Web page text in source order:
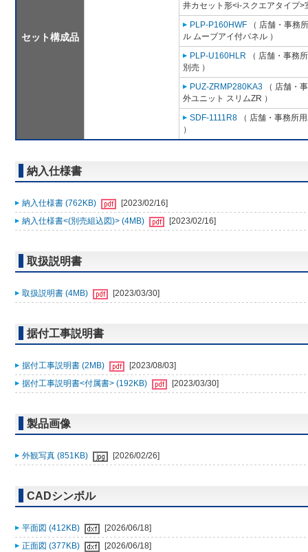
セット構成品
井カセット形<i-スクエアタイプ>
PLP-P160HWF （ 店舗・事務
ル ムーブアイ付パネル ）
PLP-U160HLR （ 店舗・事務
別売 ）
PUZ-ZRMP280KA3 （ 店舗・
外ユニット スリムZR ）
SDF-1111R8 （ 店舗・事務所
）
納入仕様書
納入仕様書 (762KB)
[2023/02/16]
納入仕様書<(別売組込図)> (4MB)
[2023/02/16]
取扱説明書
取扱説明書 (4MB) [2023/03/30]
据付工事説明書
据付工事説明書 (2MB)
[2023/08/03]
据付工事説明書<付属書> (192KB)
[2023/03/30]
製品画像
外観写真 (851KB) [2026/02/26]
CADシンボル
平面図 (412KB)
[2026/06/18]
正面図 (377KB)
[2026/06/18]